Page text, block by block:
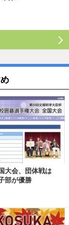
大会、団体戦は
部が優勝